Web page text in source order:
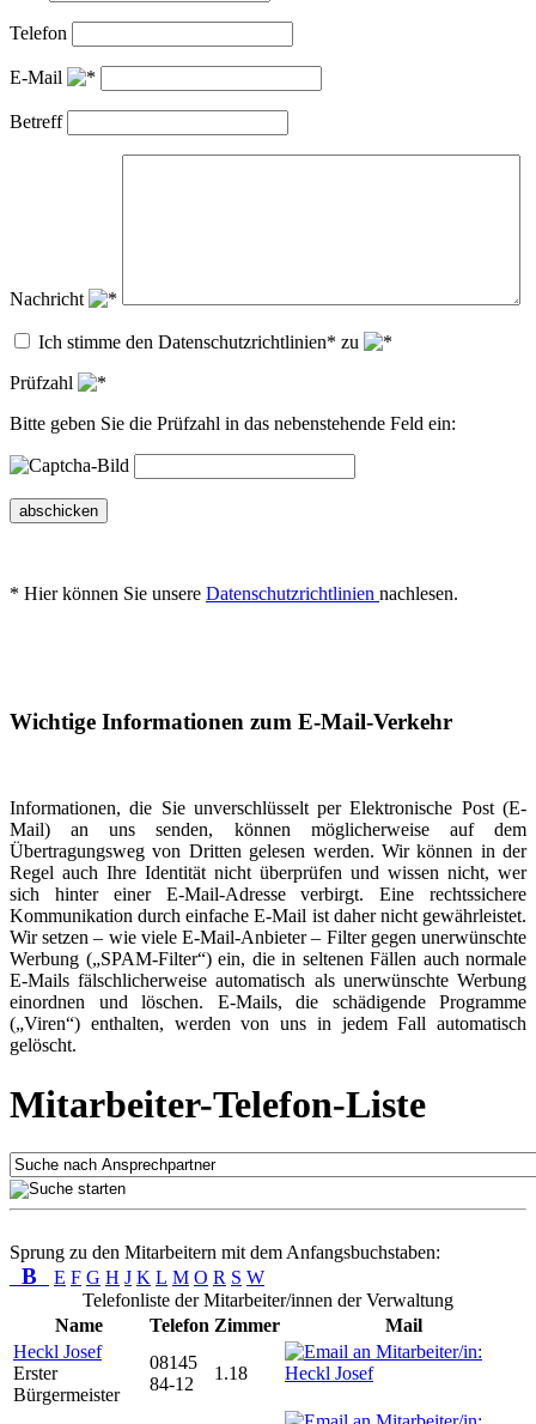
Telefon
E-Mail
Betreff
Nachricht
Ich stimme den Datenschutzrichtlinien* zu
Prüfzahl
Bitte geben Sie die Prüfzahl in das nebenstehende Feld ein:
abschicken
* Hier können Sie unsere Datenschutzrichtlinien nachlesen.
Wichtige Informationen zum E-Mail-Verkehr
Informationen, die Sie unverschlüsselt per Elektronische Post (E-
Mail) an uns senden, können möglicherweise auf dem
Übertragungsweg von Dritten gelesen werden. Wir können in der
Regel auch Ihre Identität nicht überprüfen und wissen nicht, wer
sich hinter einer E-Mail-Adresse verbirgt. Eine rechtssichere
Kommunikation durch einfache E-Mail ist daher nicht gewährleistet.
Wir setzen – wie viele E-Mail-Anbieter – Filter gegen unerwünschte
Werbung („SPAM-Filter“) ein, die in seltenen Fällen auch normale
E-Mails fälschlicherweise automatisch als unerwünschte Werbung
einordnen und löschen. E-Mails, die schädigende Programme
(„Viren“) enthalten, werden von uns in jedem Fall automatisch
gelöscht.
Mitarbeiter-Telefon-Liste
Sprung zu den Mitarbeitern mit dem Anfangsbuchstaben:
B E F G H J K L M O R S W
Telefonliste der Mitarbeiter/innen der Verwaltung
Name
Telefon Zimmer
Mail
Heckl Josef
Erster
Bürgermeister
08145
84-12
1.18